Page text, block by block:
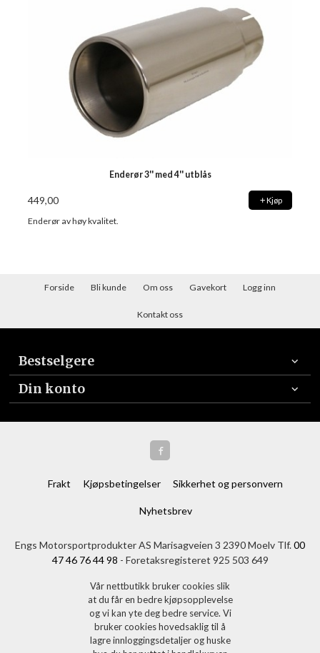
Enderør 3'' med 4'' utblås
449,00 Kjøp
Enderør av høy kvalitet.
Forside Bli kunde Om oss Gavekort Logg inn
Kontakt oss
Bestselgere
Din konto
Frakt Kjøpsbetingelser Sikkerhet og personvern
Nyhetsbrev
Engs Motorsportprodukter AS Marisagveien 3 2390 Moelv Tlf.00
47 46 76 44 98 - Foretaksregisteret 925 503 649
Vår nettbutikk bruker cookies slik
at du får en bedre kjøpsopplevelse
og vi kan yte deg bedre service. Vi
bruker cookies hovedsaklig til å
lagre innloggingsdetaljer og huske